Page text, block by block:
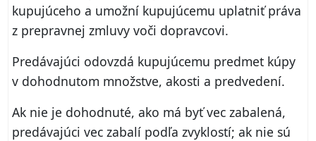
kupujúceho a umožní kupujúcemu uplatniť práva
z prepravnej zmluvy voči dopravcovi.
Predávajúci odovzdá kupujúcemu predmet kúpy
v dohodnutom množstve, akosti a predvedení.
Ak nie je dohodnuté, ako má byť vec zabalená,
predávajúci vec zabalí podľa zvyklostí; ak nie sú